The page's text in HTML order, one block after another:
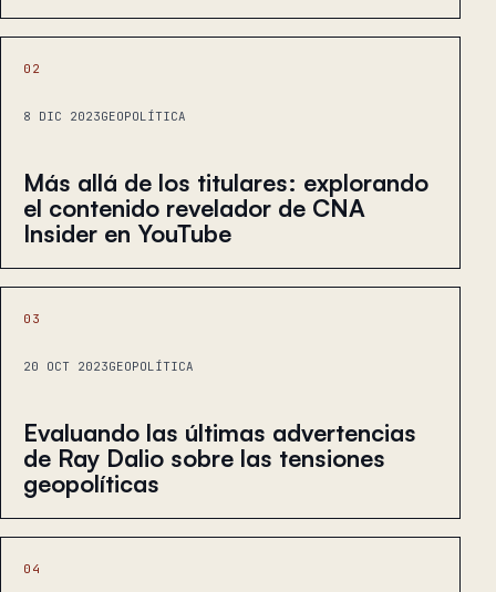
02
8 DIC 2023GEOPOLÍTICA
Más allá de los titulares: explorando
el contenido revelador de CNA
Insider en YouTube
03
20 OCT 2023GEOPOLÍTICA
Evaluando las últimas advertencias
de Ray Dalio sobre las tensiones
geopolíticas
04